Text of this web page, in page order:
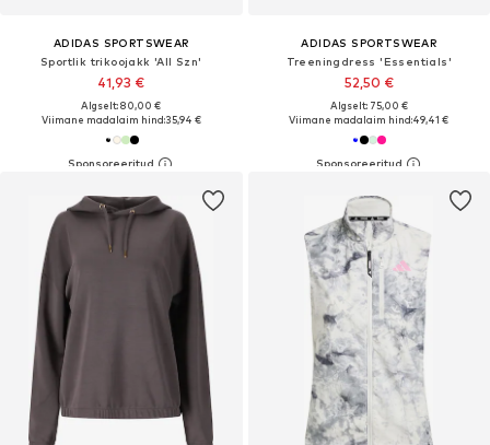
ADIDAS SPORTSWEAR
Sportlik trikoojakk 'All Szn'
41,93 €
Algselt: 80,00 €
Viimane madalaim hind:35,94 €
ADIDAS SPORTSWEAR
Treeningdress 'Essentials'
52,50 €
Algselt: 75,00 €
Viimane madalaim hind:49,41 €